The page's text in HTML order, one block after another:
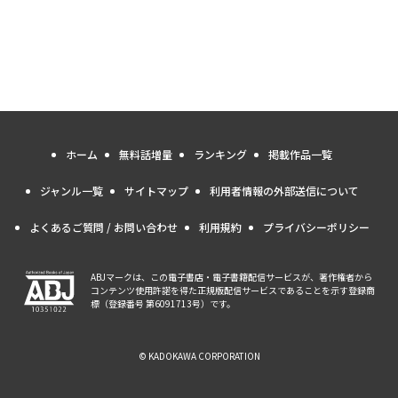
ホーム 無料話増量 ランキング 掲載作品一覧
ジャンル一覧 サイトマップ 利用者情報の外部送信について
よくあるご質問 / お問い合わせ 利用規約 プライバシーポリシー
ABJマークは、この電子書店・電子書籍配信サービスが、著作権者から
コンテンツ使用許諾を得た正規版配信サービスであることを示す登録商
標（登録番号 第6091713号）です。
© KADOKAWA CORPORATION